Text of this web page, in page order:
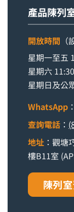
產品陳列
開放時間
星期一至五
星期六
星期日及公
WhatsApp ：
查詢電話 ：
地址 ：觀塘
樓B11室
陳列